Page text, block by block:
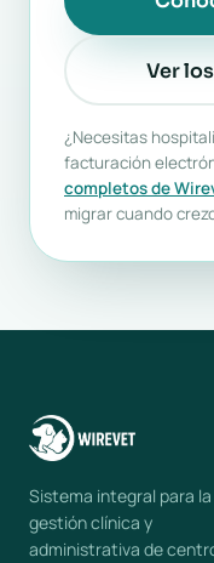
Ver
¿Necesitas
facturación
completos de
migrar cuando
Sistema integral para la
gestión clínica y
administrativa de